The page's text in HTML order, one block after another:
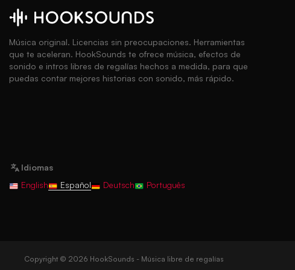
Música original. Licencias sin preocupaciones. Herramientas
que te aceleran. HookSounds te ofrece música, efectos de
sonido e intros libres de regalías hechos a medida, para que
puedas contar mejores historias con sonido, más rápido.
Idiomas
English
Español Deutsch Português
Copyright © 2026 HookSounds - Música libre de regalías